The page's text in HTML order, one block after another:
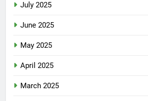
July 2025
June 2025
May 2025
April 2025
March 2025